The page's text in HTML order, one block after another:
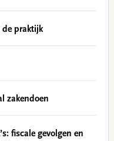
de praktijk
zakendoen
fiscale gevolgen en